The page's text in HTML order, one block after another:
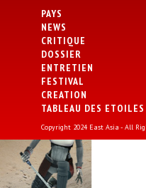
PAYS
NEWS
CRITIQUE
DOSSIER
ENTRETIEN
FESTIVAL
CREATION
TABLEAU DES ETOILES
Copyright 2024 East Asia - All